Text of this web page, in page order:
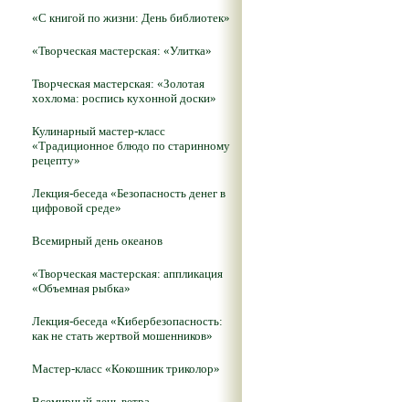
«С книгой по жизни: День библиотек»
«Творческая мастерская: «Улитка»
Творческая мастерская: «Золотая
хохлома: роспись кухонной доски»
Кулинарный мастер-класс
«Традиционное блюдо по старинному
рецепту»
Лекция-беседа «Безопасность денег в
цифровой среде»
Всемирный день океанов
«Творческая мастерская: аппликация
«Объемная рыбка»
Лекция-беседа «Кибербезопасность:
как не стать жертвой мошенников»
Мастер-класс «Кокошник триколор»